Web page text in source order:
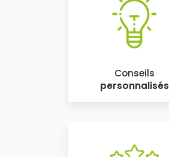
Conseils
personnalisés